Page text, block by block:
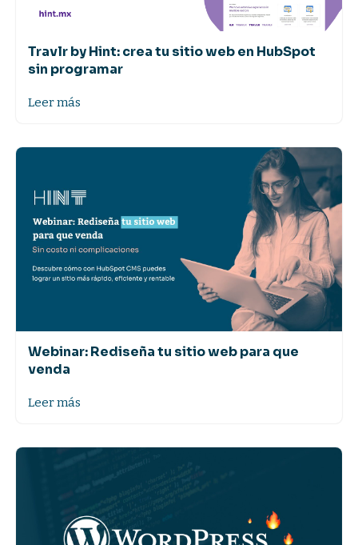
Travlr by Hint: crea tu sitio web en HubSpot
sin programar
Leer más
Webinar: Rediseña tu sitio web para que
venda
Leer más